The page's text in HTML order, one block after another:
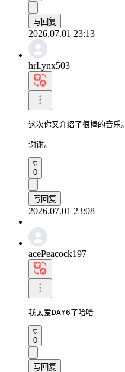
写回复
2026.07.01 23:13
hrLynx503
这次你又介绍了很棒的音乐。
谢谢。
0
写回复
2026.07.01 23:08
acePeacock197
我太爱DAY6了哈哈
0
写回复